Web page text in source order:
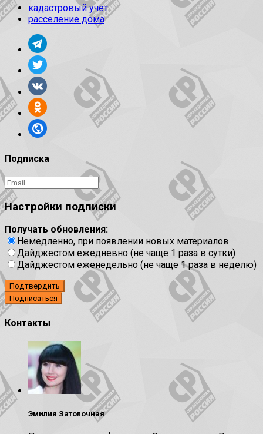
кадастровый учет
расселение дома
Подписка
Настройки подписки
Получать обновления:
Немедленно, при появлении новых материалов
Дайджестом ежедневно (не чаще 1 раза в сутки)
Дайджестом еженедельно (не чаще 1 раза в неделю)
Подтвердить
Контакты
Эмилия Затолочная